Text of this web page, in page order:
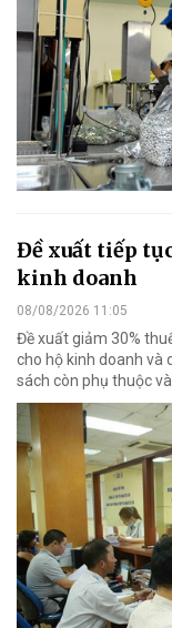
Đề xuất tiếp
kinh doanh
08/08/2026 11:05
Đề xuất giảm 30%
cho hộ kinh doanh và
sách còn phụ thuộc